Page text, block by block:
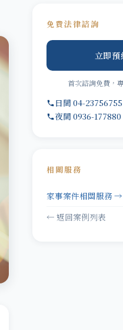
免費法律諮詢
立即
首次諮詢免費，
日間 04-23756755
夜間 0936-177880
相關服務
家事案件相關服務 →
← 返回案例列表